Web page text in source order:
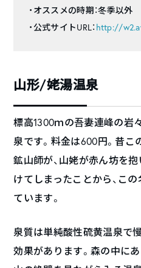
・オススメの時期：冬季以外
・公式サイトURL： http://
山形/姥湯温泉
標高1300ｍの吾妻連峰の岩
泉です。料金は600円。昔
鉱山師が、山姥が赤ん坊を
けてしまったことから、こ
ています。
泉質は単純酸性硫黄温泉で
効果があります。森の中に